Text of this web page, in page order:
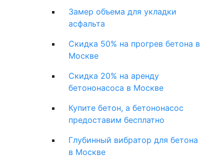
Замер объема для укладки
асфальта
Скидка 50% на прогрев бетона в
Москве
Скидка 20% на аренду
бетононасоса в Москве
Купите бетон, а бетононасос
предоставим бесплатно
Глубинный вибратор для бетона
в Москве